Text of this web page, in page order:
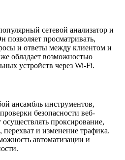
сетевой анализатор и
позволяет просматривать,
и ответы между клиентом и
обладает возможностью
устройств через Wi-Fi.
ансамбль инструментов,
безопасности веб-
проксирование,
перехват и изменение трафика.
автоматизации и